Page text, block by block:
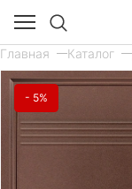
Главная Каталог
- 5%